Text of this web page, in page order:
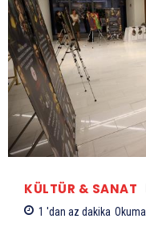
KÜLTÜR & SANAT
1 'dan az dakika